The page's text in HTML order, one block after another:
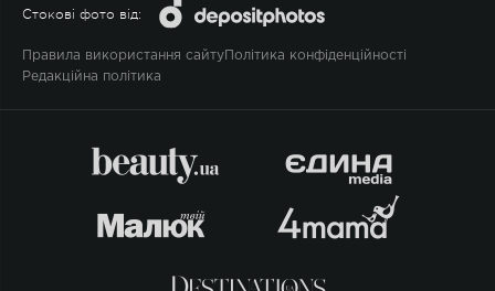
Стокові фото від:
Правила використання сайту Політика конфіденційності
Редакційна політика